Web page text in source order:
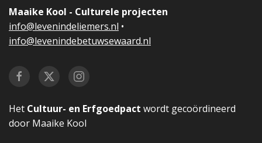
Maaike Kool - Culturele projecten
info@levenindeliemers.nl •
info@levenindebetuwsewaard.nl
Het Cultuur- en Erfgoedpact wordt gecoördineerd
door Maaike Kool